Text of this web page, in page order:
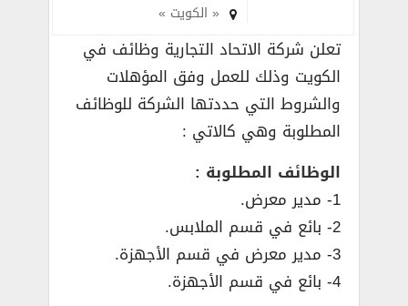
« الكويت »
تعلن شركة الاتحاد التجارية وظائف في
الكويت وذلك للعمل وفق المؤهلات
والشروط التي حددتها الشركة للوظائف
المطلوبة وهي كالاتي :
الوظائف المطلوبة :
1- مدير معرض.
2- بائع في قسم الملابس.
3- مدير معرض في قسم الأجهزة.
4- بائع في قسم الأجهزة.